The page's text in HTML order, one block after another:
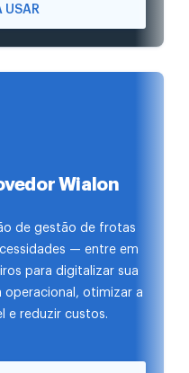
USAR
Wialon
de gestão de frotas
— entre em
para digitalizar sua
operacional, otimizar a
e reduzir custos.